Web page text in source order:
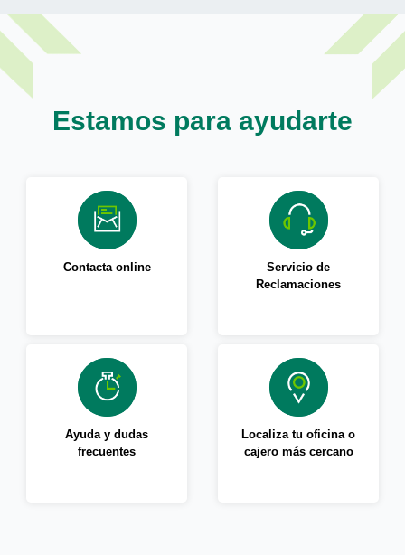
Estamos para ayudarte
Contacta online
Servicio de
Reclamaciones
Ayuda y dudas
frecuentes
Localiza tu oficina o
cajero más cercano